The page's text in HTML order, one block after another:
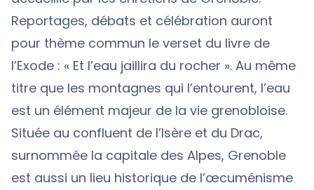
Reportages, débats et célébration auront
pour thème commun le verset du livre de
l’Exode : « Et l’eau jaillira du rocher ». Au même
titre que les montagnes qui l’entourent, l’eau
est un élément majeur de la vie grenobloise.
Située au confluent de l’Isère et du Drac,
surnommée la capitale des Alpes, Grenoble
est aussi un lieu historique de l’œcuménisme